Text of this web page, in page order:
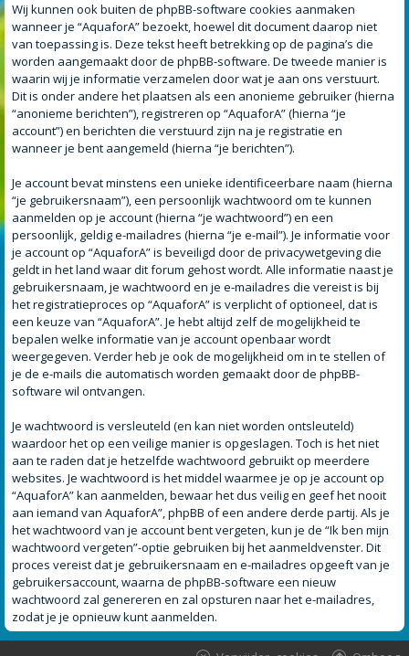
Wij kunnen ook buiten de phpBB-software cookies aanmaken
wanneer je “AquaforA” bezoekt, hoewel dit document daarop niet
van toepassing is. Deze tekst heeft betrekking op de pagina’s die
worden aangemaakt door de phpBB-software. De tweede manier is
waarin wij je informatie verzamelen door wat je aan ons verstuurt.
Dit is onder andere het plaatsen als een anonieme gebruiker (hierna
“anonieme berichten”), registreren op “AquaforA” (hierna “je
account”) en berichten die verstuurd zijn na je registratie en
wanneer je bent aangemeld (hierna “je berichten”).
Je account bevat minstens een unieke identificeerbare naam (hierna
“je gebruikersnaam”), een persoonlijk wachtwoord om te kunnen
aanmelden op je account (hierna “je wachtwoord”) en een
persoonlijk, geldig e-mailadres (hierna “je e-mail”). Je informatie voor
je account op “AquaforA” is beveiligd door de privacywetgeving die
geldt in het land waar dit forum gehost wordt. Alle informatie naast je
gebruikersnaam, je wachtwoord en je e-mailadres die vereist is bij
het registratieproces op “AquaforA” is verplicht of optioneel, dat is
een keuze van “AquaforA”. Je hebt altijd zelf de mogelijkheid te
bepalen welke informatie van je account openbaar wordt
weergegeven. Verder heb je ook de mogelijkheid om in te stellen of
je de e-mails die automatisch worden gemaakt door de phpBB-
software wil ontvangen.
Je wachtwoord is versleuteld (en kan niet worden ontsleuteld)
waardoor het op een veilige manier is opgeslagen. Toch is het niet
aan te raden dat je hetzelfde wachtwoord gebruikt op meerdere
websites. Je wachtwoord is het middel waarmee je op je account op
“AquaforA” kan aanmelden, bewaar het dus veilig en geef het nooit
aan iemand van AquaforA”, phpBB of een andere derde partij. Als je
het wachtwoord van je account bent vergeten, kun je de “Ik ben mijn
wachtwoord vergeten”-optie gebruiken bij het aanmeldvenster. Dit
proces vereist dat je gebruikersnaam en e-mailadres opgeeft van je
gebruikersaccount, waarna de phpBB-software een nieuw
wachtwoord zal genereren en zal opsturen naar het e-mailadres,
zodat je je opnieuw kunt aanmelden.